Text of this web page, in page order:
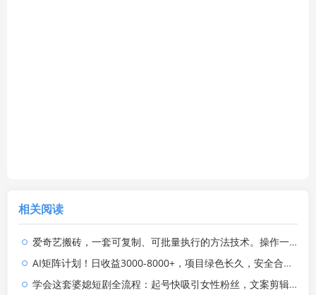
相关阅读
爱奇艺搬砖，一套可复制、可批量执行的方法技术。操作一个月，整年不用愁!
AI矩阵计划！日收益3000-8000+，项目绿色长久，安全合规靠谱，可批量放大。扶持工作室和分公司
学会这套婆媳短剧全流程：起号快吸引女性粉丝，文案剪辑视频制作一站式搞定，多种变现方式都可做